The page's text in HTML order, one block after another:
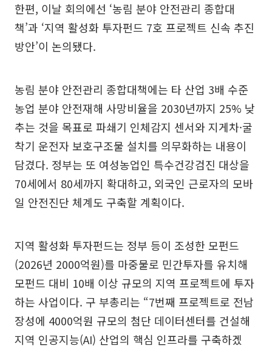
한편, 이날 회의에선 ‘농림 분야 안전관리 종합대
책’과 ‘지역 활성화 투자펀드 7호 프로젝트 신속 추진
방안’이 논의됐다.
농림 분야 안전관리 종합대책에는 타 산업 3배 수준
농업 분야 안전재해 사망비율을 2030년까지 25% 낮
추는 것을 목표로 파쇄기 인체감지 센서와 지게차·굴
착기 운전자 보호구조물 설치를 의무화하는 내용이
담겼다. 정부는 또 여성농업인 특수건강검진 대상을
70세에서 80세까지 확대하고, 외국인 근로자의 모바
일 안전진단 체계도 구축할 계획이다.
지역 활성화 투자펀드는 정부 등이 조성한 모펀드
(2026년 2000억원)를 마중물로 민간투자를 유치해
모펀드 대비 10배 이상 규모의 지역 프로젝트에 투자
하는 사업이다. 구 부총리는 “7번째 프로젝트로 전남
장성에 4000억원 규모의 첨단 데이터센터를 건설해
지역 인공지능(AI) 산업의 핵심 인프라를 구축하겠